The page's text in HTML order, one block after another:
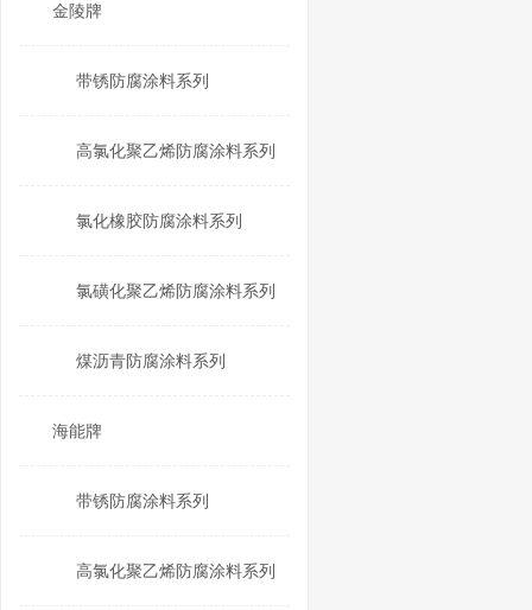
金陵牌
带锈防腐涂料系列
高氯化聚乙烯防腐涂料系列
氯化橡胶防腐涂料系列
氯磺化聚乙烯防腐涂料系列
煤沥青防腐涂料系列
海能牌
带锈防腐涂料系列
高氯化聚乙烯防腐涂料系列